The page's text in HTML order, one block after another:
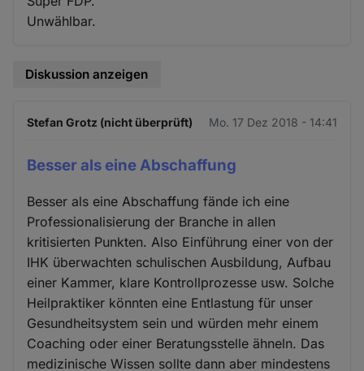
Unwählbar.
Diskussion anzeigen
Stefan Grotz (nicht überprüft) Mo. 17 Dez 2018 - 14:41
Besser als eine Abschaffung
Besser als eine Abschaffung fände ich eine
Professionalisierung der Branche in allen
kritisierten Punkten. Also Einführung einer von der
IHK überwachten schulischen Ausbildung, Aufbau
einer Kammer, klare Kontrollprozesse usw. Solche
Heilpraktiker könnten eine Entlastung für unser
Gesundheitsystem sein und würden mehr einem
Coaching oder einer Beratungsstelle ähneln. Das
medizinische Wissen sollte dann aber mindestens